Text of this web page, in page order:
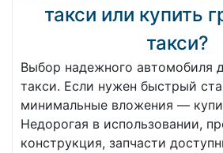
такси или купить
такси?
Выбор надежного автомобиля
такси. Если нужен быстрый
минимальные вложения — купи
Недорогая в использовании,
конструкция, запчасти